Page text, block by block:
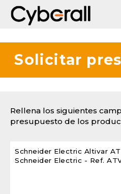
Solicitar
Rellena los siguientes
presupuesto de los